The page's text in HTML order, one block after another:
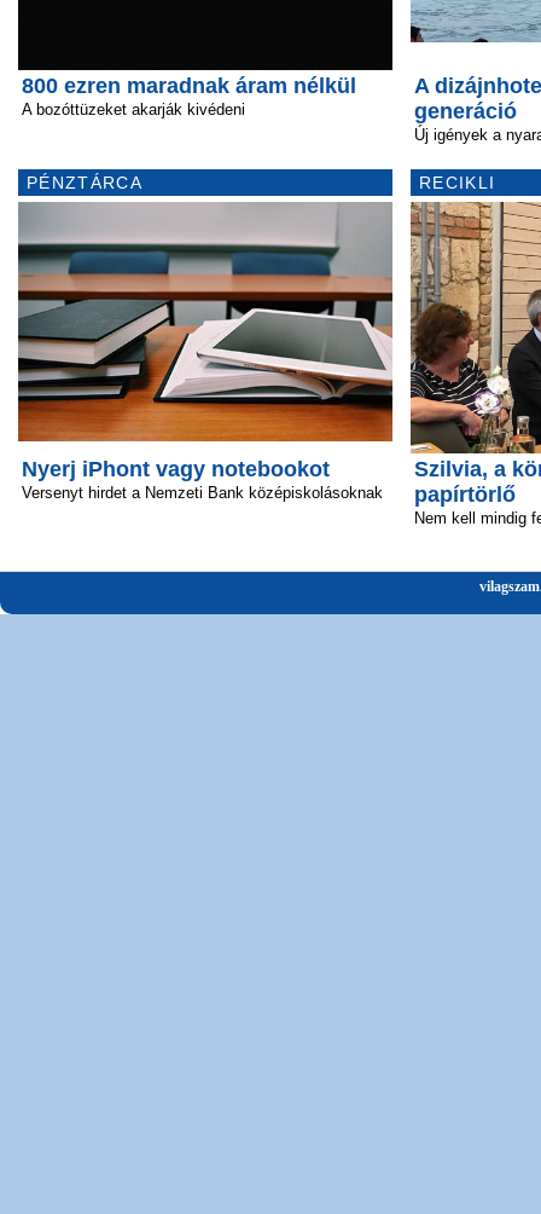
800 ezren maradnak áram nélkül
A bozóttüzeket akarják kivédeni
PÉNZTÁRCA
Nyerj iPhont vagy notebookot
Versenyt hirdet a Nemzeti Bank középiskolásoknak
A
generáció
Új igények a
RECIKLI
Szilvia, a
papírtörlő
Nem kell mindig